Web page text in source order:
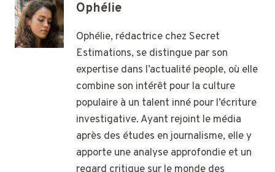
Ophélie
Ophélie, rédactrice chez Secret
Estimations, se distingue par son
expertise dans l’actualité people, où elle
combine son intérêt pour la culture
populaire à un talent inné pour l’écriture
investigative. Ayant rejoint le média
après des études en journalisme, elle y
apporte une analyse approfondie et un